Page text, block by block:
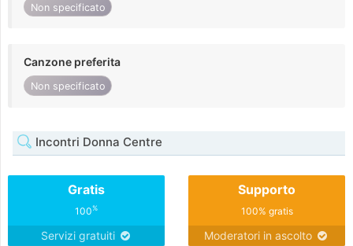
Non specificato
Canzone preferita
Non specificato
Incontri Donna Centre
Gratis
100%
Servizi gratuiti
Supporto
100% gratis
Moderatori in ascolto